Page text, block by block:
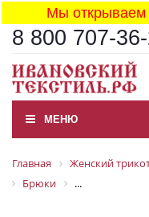
Мы открываем
8 800 707-
МЕНЮ
Главная Женский
Брюки
...